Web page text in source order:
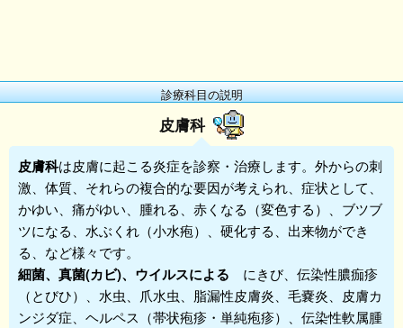
診療科目の説明
皮膚科
皮膚科は皮膚に起こる炎症を診察・治療します。外からの刺
激、体質、それらの複合的な要因が考えられ、症状として、
かゆい、痛がゆい、腫れる、赤くなる（変色する）、ブツブ
ツになる、水ぶくれ（小水疱）、硬化する、出来物ができ
る、など様々です。
細菌、真菌(カビ)、ウイルスによる にきび、伝染性膿痂疹
（とびひ）、水虫、爪水虫、脂漏性皮膚炎、毛嚢炎、皮膚カ
ンジダ症、ヘルペス（帯状疱疹・単純疱疹）、伝染性軟属腫